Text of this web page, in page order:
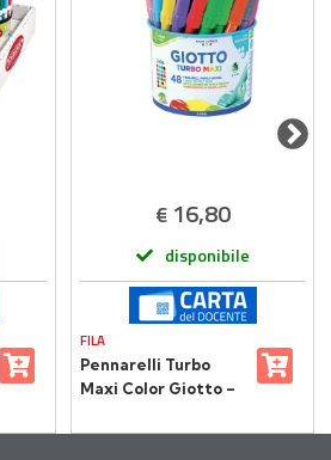
€ 16,80
disponibile
FILA
Pennarelli Turbo
Maxi Color Giotto –
Pennarelli in 24